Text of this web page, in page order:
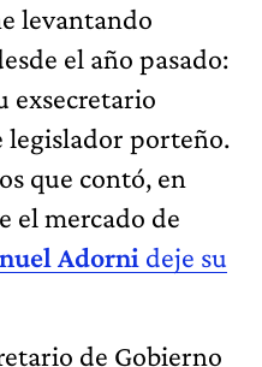
levantando
el año pasado:
exsecretario
porteño.
que contó, en
el mercado de
Adorni deje su
de Gobierno